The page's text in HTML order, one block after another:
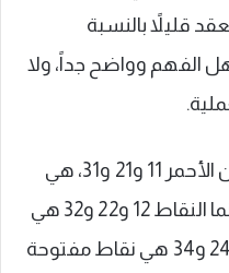
قليلاً بالنسبة
الفهم وواضح جداً، ولا
نلاحظ أن الأرقام المكتوبة باللون الأحمر 11 و21 و31، هي
نقاط مشتركة، أي نقاط خرج، بينما النقاط 12 و22 و32 هي
نقاط مغلقة NC، والنقاط 14 و24 و34 هي نقاط مفتوحة